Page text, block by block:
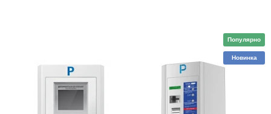
Популярно
Новинка